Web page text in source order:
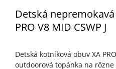
Detská
PRO V8 MID CSWP J
Detská kotníková obuv XA
outdoorová topánka na